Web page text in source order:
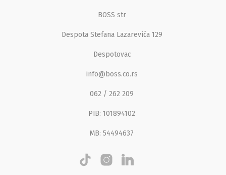
BOSS str
Despota Stefana Lazarevića 129
Despotovac
info@boss.co.rs
062 / 262 209
PIB: 101894102
MB: 54494637